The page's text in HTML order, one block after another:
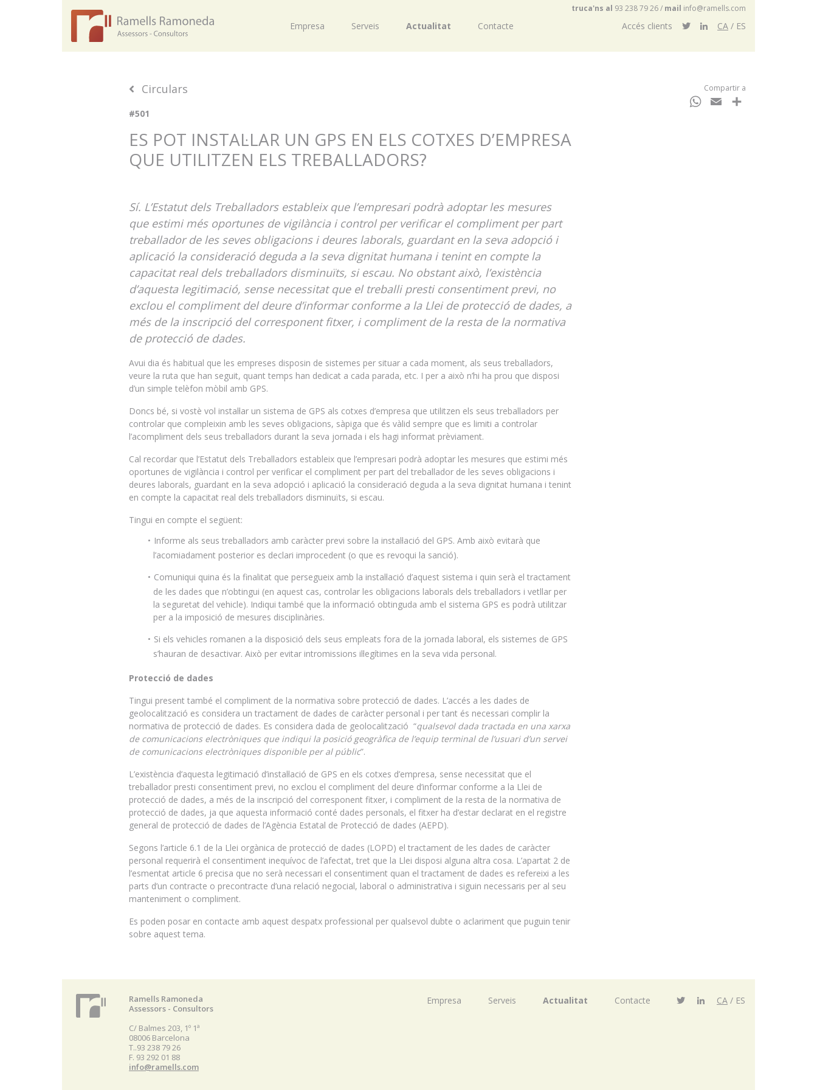
Empresa Serveis Actualitat Contacte Accés clients CA ES
truca'ns al 93 238 79 26/ mail info@ramells.com
Circulars
#501
ES POT INSTAL·LAR UN GPS EN ELS COTXES D’EMPRESA
QUE UTILITZEN ELS TREBALLADORS?
Sí. L’Estatut dels Treballadors estableix que l’empresari podrà adoptar les mesures
que estimi més oportunes de vigilància i control per verificar el compliment per part
treballador de les seves obligacions i deures laborals, guardant en la seva adopció i
aplicació la consideració deguda a la seva dignitat humana i tenint en compte la
capacitat real dels treballadors disminuïts, si escau. No obstant això, l’existència
d’aquesta legitimació, sense necessitat que el treballi presti consentiment previ, no
exclou el compliment del deure d’informar conforme a la Llei de protecció de dades, a
més de la inscripció del corresponent fitxer, i compliment de la resta de la normativa
de protecció de dades.
Avui dia és habitual que les empreses disposin de sistemes per situar a cada moment, als seus treballadors,
veure la ruta que han seguit, quant temps han dedicat a cada parada, etc. I per a això n’hi ha prou que disposi
d’un simple telèfon mòbil amb GPS.
Doncs bé, si vostè vol instal·lar un sistema de GPS als cotxes d’empresa que utilitzen els seus treballadors per
controlar que compleixin amb les seves obligacions, sàpiga que és vàlid sempre que es limiti a controlar
l’acompliment dels seus treballadors durant la seva jornada i els hagi informat prèviament.
Cal recordar que l’Estatut dels Treballadors estableix que l’empresari podrà adoptar les mesures que estimi més
oportunes de vigilància i control per verificar el compliment per part del treballador de les seves obligacions i
deures laborals, guardant en la seva adopció i aplicació la consideració deguda a la seva dignitat humana i tenint
en compte la capacitat real dels treballadors disminuïts, si escau.
Tingui en compte el següent:
Informe als seus treballadors amb caràcter previ sobre la instal·lació del GPS. Amb això evitarà que
l’acomiadament posterior es declari improcedent (o que es revoqui la sanció).
Comuniqui quina és la finalitat que persegueix amb la instal·lació d’aquest sistema i quin serà el tractament
de les dades que n’obtingui (en aquest cas, controlar les obligacions laborals dels treballadors i vetllar per
la seguretat del vehicle). Indiqui també que la informació obtinguda amb el sistema GPS es podrà utilitzar
per a la imposició de mesures disciplinàries.
Si els vehicles romanen a la disposició dels seus empleats fora de la jornada laboral, els sistemes de GPS
s’hauran de desactivar. Això per evitar intromissions il·legítimes en la seva vida personal.
Protecció de dades
Tingui present també el compliment de la normativa sobre protecció de dades. L’accés a les dades de
geolocalització es considera un tractament de dades de caràcter personal i per tant és necessari complir la
normativa de protecció de dades. Es considera dada de geolocalització “qualsevol dada tractada en una xarxa
de comunicacions electròniques que indiqui la posició geogràfica de l’equip terminal de l’usuari d’un servei
de comunicacions electròniques disponible per al públic”.
L’existència d’aquesta legitimació d’instal·lació de GPS en els cotxes d’empresa, sense necessitat que el
treballador presti consentiment previ, no exclou el compliment del deure d’informar conforme a la Llei de
protecció de dades, a més de la inscripció del corresponent fitxer, i compliment de la resta de la normativa de
protecció de dades, ja que aquesta informació conté dades personals, el fitxer ha d’estar declarat en el registre
general de protecció de dades de l’Agència Estatal de Protecció de dades (AEPD).
Segons l’article 6.1 de la Llei orgànica de protecció de dades (LOPD) el tractament de les dades de caràcter
personal requerirà el consentiment inequívoc de l’afectat, tret que la Llei disposi alguna altra cosa. L’apartat 2 de
l’esmentat article 6 precisa que no serà necessari el consentiment quan el tractament de dades es refereixi a les
parts d’un contracte o precontracte d’una relació negocial, laboral o administrativa i siguin necessaris per al seu
manteniment o compliment.
Es poden posar en contacte amb aquest despatx professional per qualsevol dubte o aclariment que puguin tenir
sobre aquest tema.
Compartir a
WhatsApp
Email
Ramells Ramoneda
Assessors - Consultors
C/ Balmes 203, 1º 1ª
08006 Barcelona
T..93 238 79 26
F. 93 292 01 88
info@ramells.com
Empresa Serveis Actualitat Contacte CA ES